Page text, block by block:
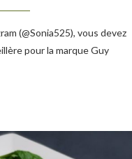
(@Sonia525), vous devez
pour la marque Guy